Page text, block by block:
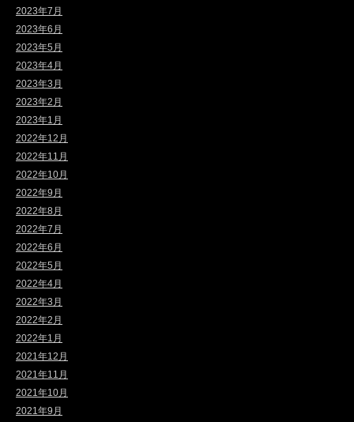
2023年7月
2023年6月
2023年5月
2023年4月
2023年3月
2023年2月
2023年1月
2022年12月
2022年11月
2022年10月
2022年9月
2022年8月
2022年7月
2022年6月
2022年5月
2022年4月
2022年3月
2022年2月
2022年1月
2021年12月
2021年11月
2021年10月
2021年9月